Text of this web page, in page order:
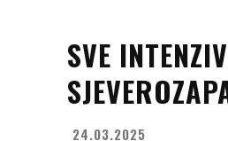
SVE
24.03.2025